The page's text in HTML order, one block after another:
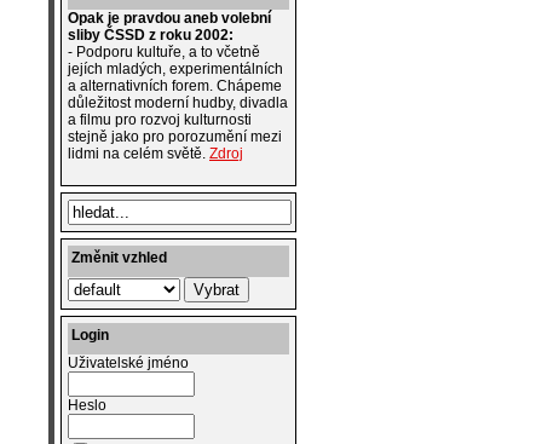
Opak je pravdou aneb volební
sliby ČSSD z roku 2002:
- Podporu kultuře, a to včetně
jejích mladých, experimentálních
a alternativních forem. Chápeme
důležitost moderní hudby, divadla
a filmu pro rozvoj kulturnosti
stejně jako pro porozumění mezi
lidmi na celém světě. Zdroj
Změnit vzhled
Login
Uživatelské jméno
Heslo